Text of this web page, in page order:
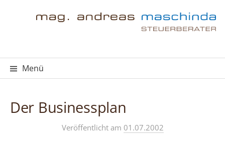
Menü
Der Businessplan
Veröffentlicht am 01.07.2002